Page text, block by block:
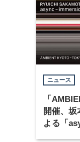
ニュース
「
開催、
よる「